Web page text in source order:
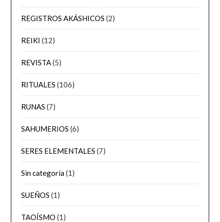
REGISTROS AKÁSHICOS (2)
REIKI (12)
REVISTA(5)
RITUALES (106)
RUNAS (7)
SAHUMERIOS (6)
SERES ELEMENTALES (7)
Sin categoría(1)
SUEÑOS (1)
TAOÍSMO (1)